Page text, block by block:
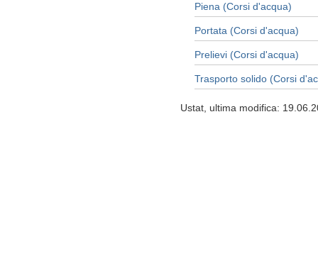
Piena (Corsi d'acqua)
Portata (Corsi d'acqua)
Prelievi (Corsi d'acqua)
Trasporto solido (Corsi
Ustat, ultima modifica: